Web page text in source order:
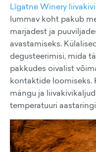
Līgatne Winery
lummav koht pakub
marjadest ja
avastamiseks.
degusteerimisi, mida
pakkudes oivalist
kontaktide loomiseks.
mängu ja
temperatuuri